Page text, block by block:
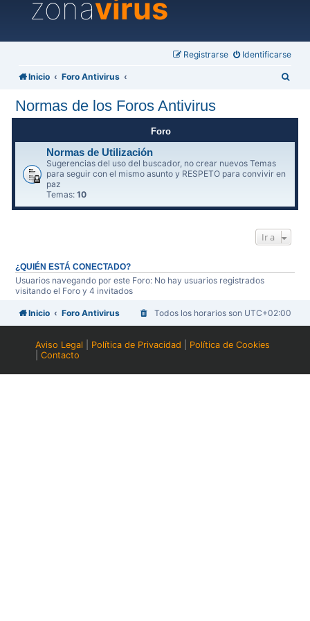
zonavirus
Identificarse
Registrarse
Inicio Foro Antivirus
Normas de los Foros Antivirus
Foro
Normas de Utilización
Sugerencias del uso del buscador, no crear nuevos Temas
para seguir con el mismo asunto y RESPETO para convivir en
paz
Temas:10
Ir a
¿QUIÉN ESTÁ CONECTADO?
Usuarios navegando por este Foro: No hay usuarios registrados
visitando el Foro y 4 invitados
Inicio Foro Antivirus Todos los horarios son UTC+02:00
Aviso Legal Política de Privacidad
Política de Cookies
|Contacto